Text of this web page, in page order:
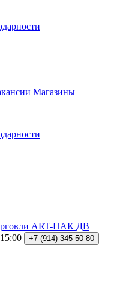
Магазины
+7 (914) 345-50-80